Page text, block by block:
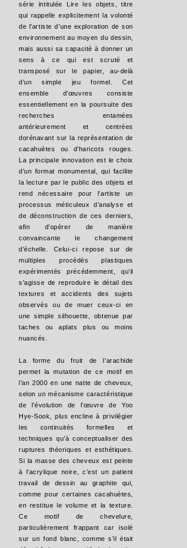
série intitulée Lire les objets, titre
qui rappelle explicitement la volonté
de l’artiste d’une exploration de son
environnement au moyen du dessin,
mais aussi sa capacité à donner un
sens à ce qui est scruté et
transposé sur le papier, au-delà
d’un simple jeu formel. Cet
ensemble d’œuvres consiste
essentiellement en la poursuite des
recherches entamées
antérieurement et centrées
dorénavant sur la représentation de
cacahuètes ou d’haricots rouges.
La principale innovation est le choix
d’un format monumental, qui facilite
la lecture par le public des objets et
rend nécessaire pour l’artiste un
processus méticuleux d’analyse et
de déconstruction de ces derniers,
afin d’opérer de manière
convaincante le changement
d’échelle. Celui-ci repose sur de
multiples procédés plastiques
expérimentés précédemment, qu’il
s’agisse de reproduire le détail des
textures et accidents des sujets
observés ou de muer ceux-ci en
une simple silhouette, obtenue par
taches ou aplats plus ou moins
nuancés.
La forme du fruit de l’arachide
permet la mutation de ce motif en
l’an 2000 en une natte de cheveux,
selon un mécanisme caractéristique
de l’évolution de l’œuvre de Yoo
Hye-Sook, plus encline à privilégier
les continuités formelles et
techniques qu’à conceptualiser des
ruptures théoriques et esthétiques.
Si la masse des cheveux est peinte
à l’acrylique noire, c’est un patient
travail de dessin au graphite qui,
comme pour certaines cacahuètes,
en restitue le volume et la texture.
Ce motif de chevelure,
particulièrement frappant car isolé
sur un fond blanc, comme s’il était